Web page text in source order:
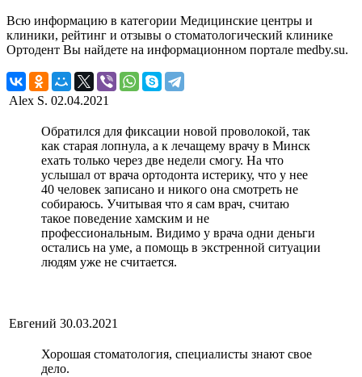
Всю информацию в категории Медицинские центры и
клиники, рейтинг и отзывы о стоматологический клинике
Ортодент Вы найдете на информационном портале medby.su.
Alex S. 02.04.2021
Обратился для фиксации новой проволокой, так
как старая лопнула, а к лечащему врачу в Минск
ехать только через две недели смогу. На что
услышал от врача ортодонта истерику, что у нее
40 человек записано и никого она смотреть не
собираюсь. Учитывая что я сам врач, считаю
такое поведение хамским и не
профессиональным. Видимо у врача одни деньги
остались на уме, а помощь в экстренной ситуации
людям уже не считается.
Евгений 30.03.2021
Хорошая стоматология, специалисты знают свое
дело.